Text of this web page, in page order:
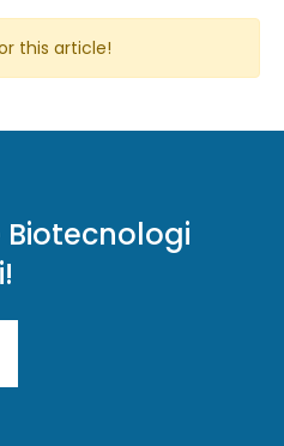
this article!